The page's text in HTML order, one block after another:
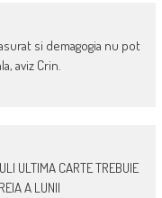
si demagogia nu pot
aviz Crin.
ULTIMA CARTE TREBUIE
A LUNII